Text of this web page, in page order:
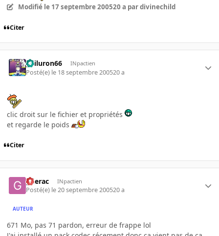
Modifié le 17 septembre 200520 a par divinechild
Citer
gailuron66 INpactien
Posté(e) le 18 septembre 200520 a
clic droit sur le fichier et propriétés
et regarde le poids
Citer
gderac INpactien
Posté(e) le 20 septembre 200520 a
AUTEUR
671 Mo, pas 71 pardon, erreur de frappe lol